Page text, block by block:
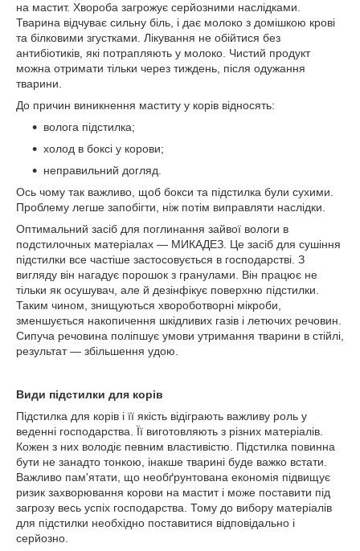
на мастит. Хвороба загрожує серйозними наслідками.
Тварина відчуває сильну біль, і дає молоко з домішкою крові
та білковими згустками. Лікування не обійтися без
антибіотиків, які потрапляють у молоко. Чистий продукт
можна отримати тільки через тиждень, після одужання
тварини.
До причин виникнення маститу у корів відносять:
волога підстилка;
холод в боксі у корови;
неправильний догляд.
Ось чому так важливо, щоб бокси та підстилка були сухими.
Проблему легше запобігти, ніж потім виправляти наслідки.
Оптимальний засіб для поглинання зайвої вологи в
подстилочных матеріалах — МИКАДЕЗ. Це засіб для сушіння
підстилки все частіше застосовується в господарстві. З
вигляду він нагадує порошок з гранулами. Він працює не
тільки як осушувач, але й дезінфікує поверхню підстилки.
Таким чином, знищуються хвороботворні мікроби,
зменшується накопичення шкідливих газів і летючих речовин.
Сипуча речовина поліпшує умови утримання тварини в стійлі,
результат — збільшення удою.
Види підстилки для корів
Підстилка для корів і її якість відіграють важливу роль у
веденні господарства. Її виготовляють з різних матеріалів.
Кожен з них володіє певним властивістю. Підстилка повинна
бути не занадто тонкою, інакше тварині буде важко встати.
Важливо пам'ятати, що необґрунтована економія підвищує
ризик захворювання корови на мастит і може поставити під
загрозу весь успіх господарства. Тому до вибору матеріалів
для підстилки необхідно поставитися відповідально і
серйозно.